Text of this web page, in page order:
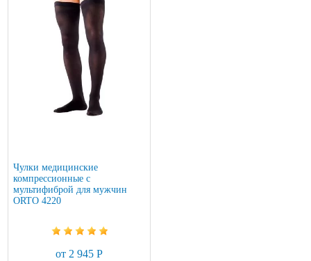
Чулки медицинские
компрессионные с
мультифиброй для мужчин
ORTO 4220
от 2 945 Р